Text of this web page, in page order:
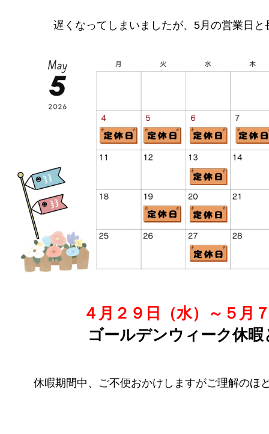
遅くなってしまいましたが、5月の営業日
４月２９日（水）～５月
ゴールデンウィーク休
休暇期間中、ご不便おかけしますがご理解のほ